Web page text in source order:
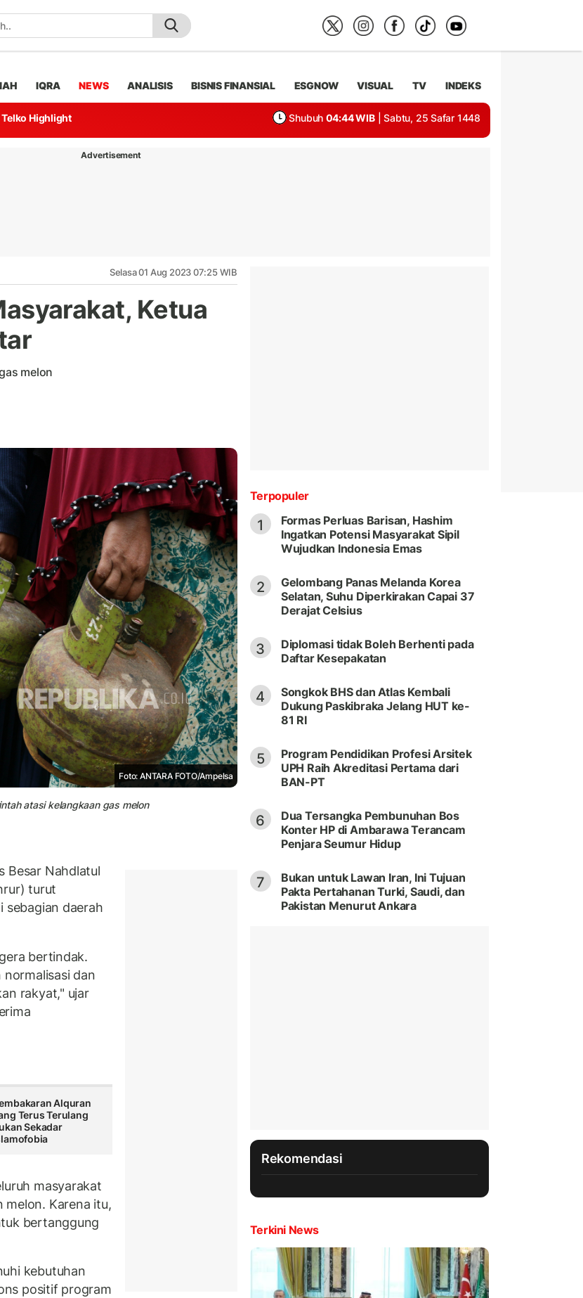
IQRA NEWS ANALISIS BISNIS FINANSIAL ESGNOW VISUAL TV INDEKS
Telko Highlight Shubuh 04:44 WIB | Sabtu, 25 Safar 1448
Advertisement
Selasa 01 Aug 2023 07:25 WIB
Ketua
melon
Foto: ANTARA FOTO/Ampelsa
atasi kelangkaan gas melon
Besar Nahdlatul
turut
sebagian daerah
bertindak.
dan
rakyat," ujar
Alquran
Terus Terulang
Sekadar
masyarakat
melon. Karena itu,
bertanggung
kebutuhan
positif program
Terpopuler
1
Formas Perluas Barisan, Hashim
Ingatkan Potensi Masyarakat Sipil
Wujudkan Indonesia Emas
2
Gelombang Panas Melanda Korea
Selatan, Suhu Diperkirakan Capai 37
Derajat Celsius
3
Diplomasi tidak Boleh Berhenti pada
Daftar Kesepakatan
4
Songkok BHS dan Atlas Kembali
Dukung Paskibraka Jelang HUT ke-
81 RI
5
Program Pendidikan Profesi Arsitek
UPH Raih Akreditasi Pertama dari
BAN-PT
6
Dua Tersangka Pembunuhan Bos
Konter HP di Ambarawa Terancam
Penjara Seumur Hidup
7
Bukan untuk Lawan Iran, Ini Tujuan
Pakta Pertahanan Turki, Saudi, dan
Pakistan Menurut Ankara
Rekomendasi
Terkini News